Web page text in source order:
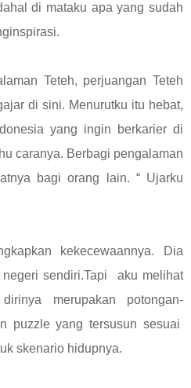
di mataku apa yang sudah
Teteh, perjuangan Teteh
di sini. Menurutku itu hebat,
yang ingin berkarier di
caranya. Berbagi pengalaman
bagi orang lain. “ Ujarku
kekecewaannya. Dia
sendiri.Tapi aku melihat
merupakan potongan-
puzzle yang tersusun sesuai
skenario hidupnya.